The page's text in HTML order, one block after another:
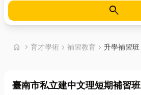
search
home chevron_right 首頁
育才學術 chevron_right 補習教育 chevron_right 升學補習班
臺南市私立建中文理短期補習班